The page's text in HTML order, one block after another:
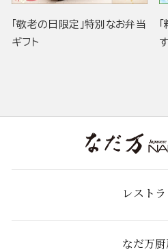
「敬老の日限定」特別なお弁当
ギフト
す
レスト
なだ万